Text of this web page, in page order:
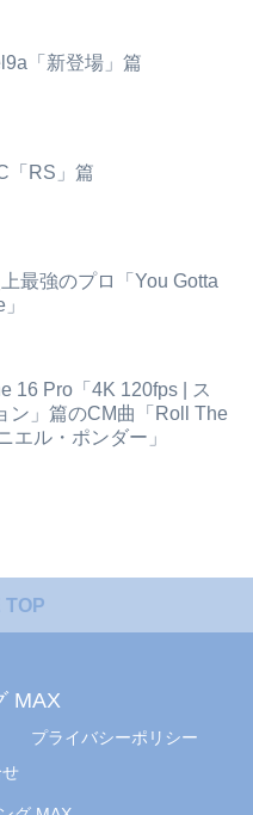
「新登場」篇
「RS」篇
最強のプロ「You Gotta
16 Pro「4K 120fps | ス
ン」篇のCM曲「Roll The
エル・ポンダー」
TOP
MAX
プライバシーポリシー